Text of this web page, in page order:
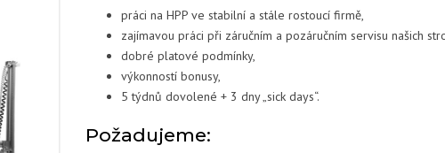
DIAMETER SORTER
ZÁKAZNICKÉ KONFIGURACE
KASKÁDY
MANIPULÁTORY
ROLLER SCANNER
práci na HPP ve stabilní a stále rostoucí firmě,
zajímavou práci při záručním a pozáručním servisu našich
dobré platové podmínky,
výkonností bonusy,
5 týdnů dovolené + 3 dny „sick days“.
Požadujeme: